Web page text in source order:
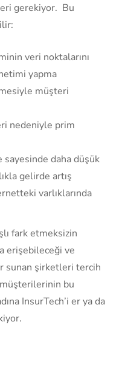
gerekiyor. Bu
veri noktalarını
yapma
müşteri
nedeniyle prim
sayesinde daha düşük
gelirde artış
varlıklarında
fark etmeksizin
erişebileceği ve
sunan şirketleri tercih
bu
InsurTech’i er ya da